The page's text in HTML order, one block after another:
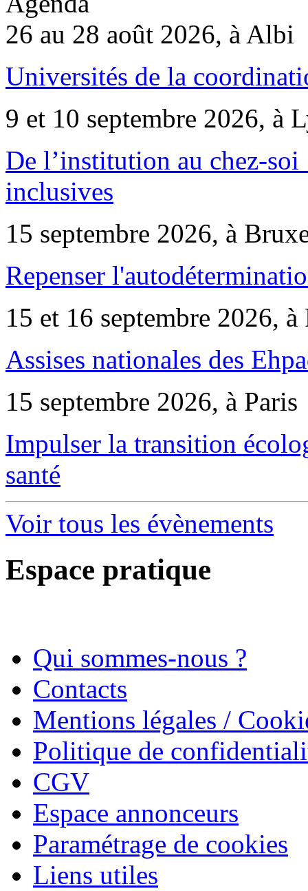
26 au 28 août 2026, à Albi
Universités de la
9 et 10 septembre 2026, à
De l’institution au chez-
inclusives
15 septembre 2026, à
Repenser
15 et 16 septembre 2026, à
Assises nationales des
15 septembre 2026, à Paris
Impulser la transition
santé
Voir tous les évènements
Espace pratique
Qui sommes-nous ?
Contacts
Mentions légales /
Politique de
CGV
Espace annonceurs
Paramétrage de cookies
Liens utiles